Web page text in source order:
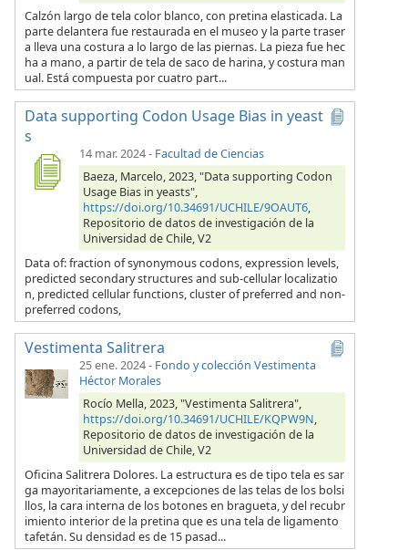
Calzón largo de tela color blanco, con pretina elasticada. La
parte delantera fue restaurada en el museo y la parte traser
a lleva una costura a lo largo de las piernas. La pieza fue hec
ha a mano, a partir de tela de saco de harina, y costura man
ual. Está compuesta por cuatro part...
Data supporting Codon Usage Bias in yeast
s
14 mar. 2024- Facultad de Ciencias
Baeza, Marcelo, 2023, "Data supporting Codon
Usage Bias in yeasts",
https://doi.org/10.34691/UCHILE/9OAUT6,
Repositorio de datos de investigación de la
Universidad de Chile, V2
Data of: fraction of synonymous codons, expression levels,
predicted secondary structures and sub-cellular localizatio
n, predicted cellular functions, cluster of preferred and non-
preferred codons,
Vestimenta Salitrera
25 ene. 2024- Fondo y colección Vestimenta
Héctor Morales
Rocío Mella, 2023, "Vestimenta Salitrera",
https://doi.org/10.34691/UCHILE/KQPW9N,
Repositorio de datos de investigación de la
Universidad de Chile, V2
Oficina Salitrera Dolores. La estructura es de tipo tela es sar
ga mayoritariamente, a excepciones de las telas de los bolsi
llos, la cara interna de los botones en bragueta, y del recubr
imiento interior de la pretina que es una tela de ligamento
tafetán. Su densidad es de 15 pasad...